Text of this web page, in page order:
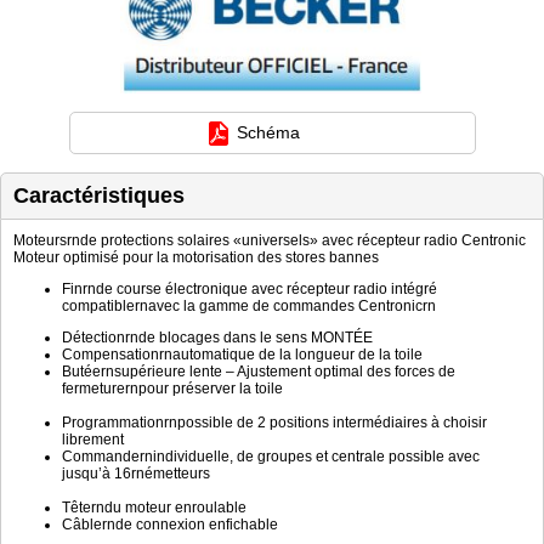
Schéma
Caractéristiques
Moteursrnde protections solaires «universels» avec récepteur radio Centronic
Moteur optimisé pour la motorisation des stores bannes
Finrnde course électronique avec récepteur radio intégré
compatiblernavec la gamme de commandes Centronicrn
Détectionrnde blocages dans le sens MONTÉE
Compensationrnautomatique de la longueur de la toile
Butéernsupérieure lente – Ajustement optimal des forces de
fermeturernpour préserver la toile
Programmationrnpossible de 2 positions intermédiaires à choisir
librement
Commandernindividuelle, de groupes et centrale possible avec
jusqu’à 16rnémetteurs
Têterndu moteur enroulable
Câblernde connexion enfichable